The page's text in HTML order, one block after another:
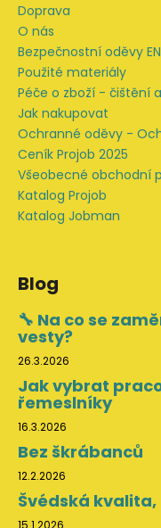
Doprava
O nás
Bezpečnostní oděvy
Použité materiály
Péče o zboží - čištění
Jak nakupovat
Ochranné oděvy -
Ceník Projob 2025
Všeobecné obchodní
Katalog Projob
Katalog Jobman
Blog
🔧 Na co se
vesty?
26.3.2026
Jak vybrat
řemeslníky
16.3.2026
Bez škrábanců
12.2.2026
Švédská
15.1.2026